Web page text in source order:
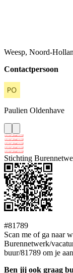
Weesp, Noord-
Contactpersoon
Paulien Oldenhave
Stichting
#81789
Scan me of ga naar
Burennetwerk/
buur/81789 om je
Ben jij ook graag